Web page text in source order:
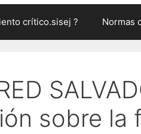
crítico.sisej ? Normas
sobre la